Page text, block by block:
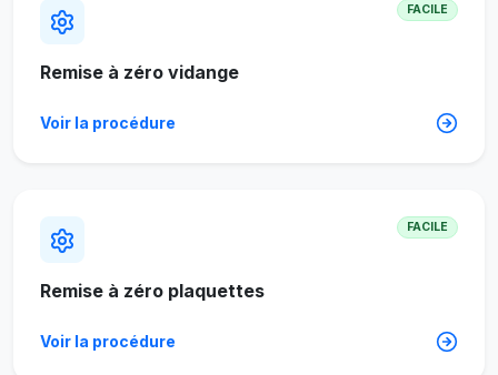
FACILE
Remise à zéro vidange
Voir la procédure
FACILE
Remise à zéro plaquettes
Voir la procédure